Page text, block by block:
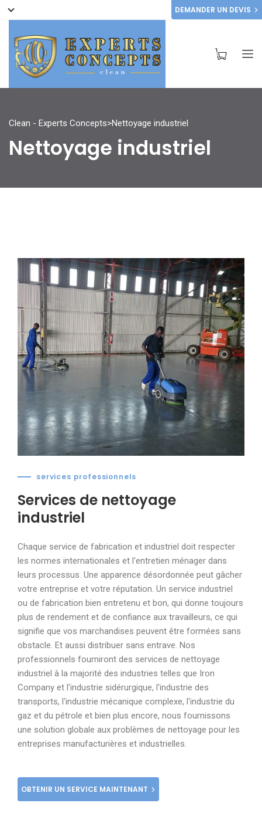
DEMANDER UN DEVIS
Clean - Experts Concepts>Nettoyage industriel
Nettoyage industriel
services professionnels
Services de nettoyage
industriel
Chaque service de fabrication et industriel doit respecter
les normes internationales et l'entretien ménager dans
leurs processus. Une apparence désordonnée peut gâcher
votre entreprise et votre réputation. Un service industriel
ou de fabrication bien entretenu et bon, qui donne toujours
plus de rendement et de confiance aux travailleurs, ce qui
signifie que vos marchandises peuvent être formées sans
obstacle. Et aussi distribuer sans entrave. Nos
professionnels fourniront des services de nettoyage
industriel à la majorité des industries telles que Iron
Company et l'industrie sidérurgique, l'industrie des
transports, l'industrie mécanique complexe, l'industrie du
gaz et du pétrole et bien plus encore, nous fournissons
une solution globale aux problèmes de nettoyage pour les
entreprises manufacturières et industrielles.
OBTENIR UN SERVICE MAINTENANT